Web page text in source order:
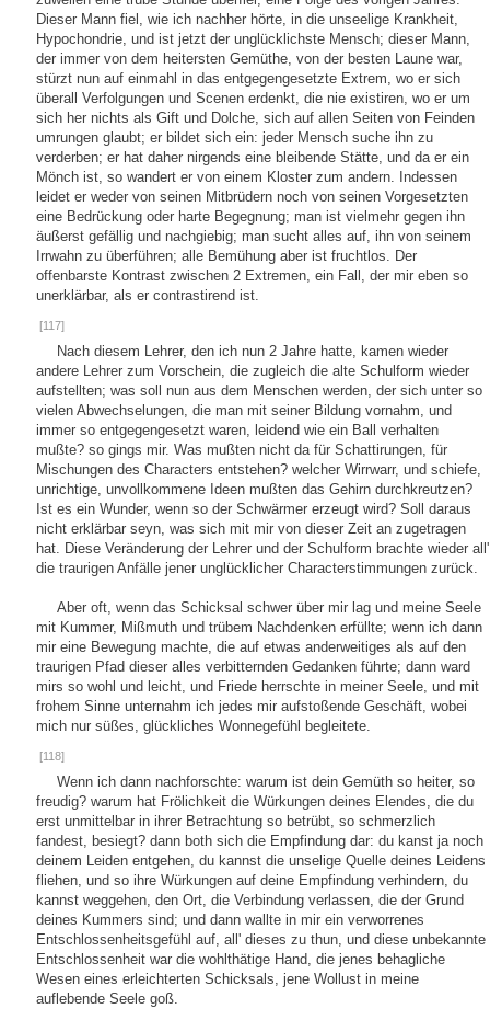
Dieser Mann fiel, wie ich nachher hörte, in die unseelige Krankheit,
Hypochondrie, und ist jetzt der unglücklichste Mensch; dieser Mann,
der immer von dem heitersten Gemüthe, von der besten Laune war,
stürzt nun auf einmahl in das entgegengesetzte Extrem, wo er sich
überall Verfolgungen und Scenen erdenkt, die nie existiren, wo er um
sich her nichts als Gift und Dolche, sich auf allen Seiten von Feinden
umrungen glaubt; er bildet sich ein: jeder Mensch suche ihn zu
verderben; er hat daher nirgends eine bleibende Stätte, und da er ein
Mönch ist, so wandert er von einem Kloster zum andern. Indessen
leidet er weder von seinen Mitbrüdern noch von seinen Vorgesetzten
eine Bedrückung oder harte Begegnung; man ist vielmehr gegen ihn
äußerst gefällig und nachgiebig; man sucht alles auf, ihn von seinem
Irrwahn zu überführen; alle Bemühung aber ist fruchtlos. Der
offenbarste Kontrast zwischen 2 Extremen, ein Fall, der mir eben so
unerklärbar, als er contrastirend ist.
[117]
Nach diesem Lehrer, den ich nun 2 Jahre hatte, kamen wieder
andere Lehrer zum Vorschein, die zugleich die alte Schulform wieder
aufstellten; was soll nun aus dem Menschen werden, der sich unter so
vielen Abwechselungen, die man mit seiner Bildung vornahm, und
immer so entgegengesetzt waren, leidend wie ein Ball verhalten
mußte? so gings mir. Was mußten nicht da für Schattirungen, für
Mischungen des Characters entstehen? welcher Wirrwarr, und schiefe,
unrichtige, unvollkommene Ideen mußten das Gehirn durchkreutzen?
Ist es ein Wunder, wenn so der Schwärmer erzeugt wird? Soll daraus
nicht erklärbar seyn, was sich mit mir von dieser Zeit an zugetragen
hat. Diese Veränderung der Lehrer und der Schulform brachte wieder all'
die traurigen Anfälle jener unglücklicher Characterstimmungen zurück.
Aber oft, wenn das Schicksal schwer über mir lag und meine Seele
mit Kummer, Mißmuth und trübem Nachdenken erfüllte; wenn ich dann
mir eine Bewegung machte, die auf etwas anderweitiges als auf den
traurigen Pfad dieser alles verbitternden Gedanken führte; dann ward
mirs so wohl und leicht, und Friede herrschte in meiner Seele, und mit
frohem Sinne unternahm ich jedes mir aufstoßende Geschäft, wobei
mich nur süßes, glückliches Wonnegefühl begleitete.
[118]
Wenn ich dann nachforschte: warum ist dein Gemüth so heiter, so
freudig? warum hat Frölichkeit die Würkungen deines Elendes, die du
erst unmittelbar in ihrer Betrachtung so betrübt, so schmerzlich
fandest, besiegt? dann both sich die Empfindung dar: du kanst ja noch
deinem Leiden entgehen, du kannst die unselige Quelle deines Leidens
fliehen, und so ihre Würkungen auf deine Empfindung verhindern, du
kannst weggehen, den Ort, die Verbindung verlassen, die der Grund
deines Kummers sind; und dann wallte in mir ein verworrenes
Entschlossenheitsgefühl auf, all' dieses zu thun, und diese unbekannte
Entschlossenheit war die wohlthätige Hand, die jenes behagliche
Wesen eines erleichterten Schicksals, jene Wollust in meine
auflebende Seele goß.